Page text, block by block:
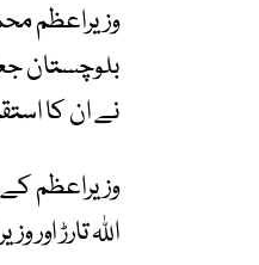
وزیراعظم
بلوچستان
نے ان کا
وزیراعظم
اللہ تارڑ